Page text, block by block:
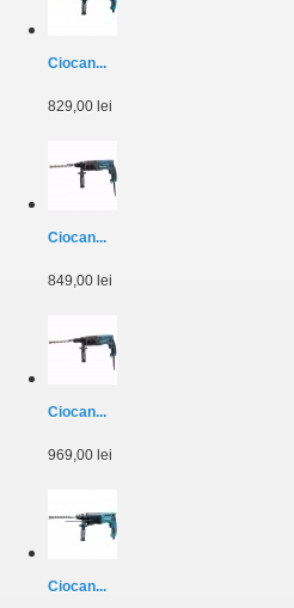
Ciocan...
829,00 lei
Ciocan...
849,00 lei
Ciocan...
969,00 lei
Ciocan...